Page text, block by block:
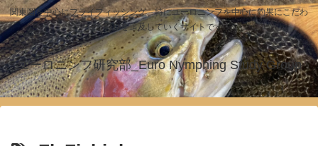
関東圏を中心にフライフィッシング、特にユーロニンフを中心に釣果にこだわ
った釣りを追及していくサイトです！
ユーロニンフ研究部_Euro Nymphing Study Group